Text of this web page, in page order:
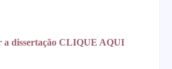
a dissertação CLIQUE AQUI